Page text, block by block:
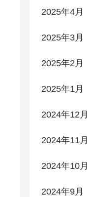
2025年4月
2025年3月
2025年2月
2025年1月
2024年12月
2024年11月
2024年10月
2024年9月